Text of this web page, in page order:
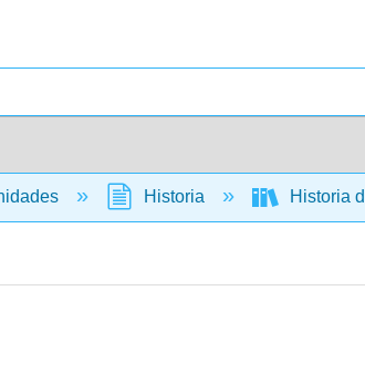
Historia Historia